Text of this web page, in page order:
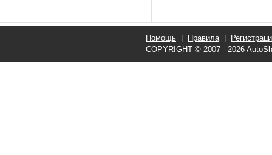
Помощь Правила|
COPYRIGHT © 2007 - 2026